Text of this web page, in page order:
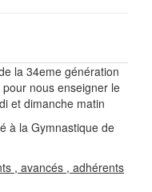
la 34eme génération
nous enseigner le
et dimanche matin
à la Gymnastique de
, avancés , adhérents